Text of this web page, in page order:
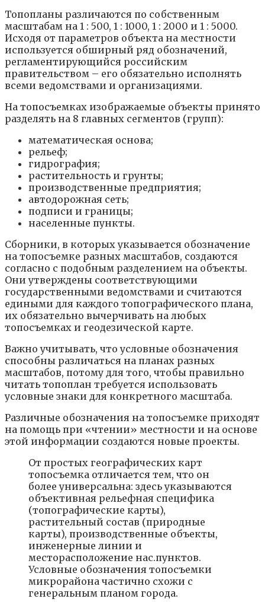
Топопланы различаются по собственным
масштабам на 1 : 500, 1 : 1000, 1 : 2000 и 1 : 5000.
Исходя от параметров объекта на местности
используется обширный ряд обозначений,
регламентирующийся российским
правительством – его обязательно исполнять
всеми ведомствами и организациями.
На топосъемках изображаемые объекты принято
разделять на 8 главных сегментов (групп):
математическая основа;
рельеф;
гидрография;
растительность и грунты;
производственные предприятия;
автодорожная сеть;
подписи и границы;
населенные пункты.
Сборники, в которых указывается обозначение
на топосъемке разных масштабов, создаются
согласно с подобным разделением на объекты.
Они утверждены соответствующими
государственными ведомствами и считаются
едиными для каждого топографического плана,
их обязательно вычерчивать на любых
топосъемках и геодезической карте.
Важно учитывать, что условные обозначения
способны различаться на планах разных
масштабов, потому для того, чтобы правильно
читать топоплан требуется использовать
условные знаки для конкретного масштаба.
Различные обозначения на топосъемке приходят
на помощь при «чтении» местности и на основе
этой информации создаются новые проекты.
От простых географических карт
топосъемка отличается тем, что он
более универсальна: здесь указываются
объективная рельефная специфика
(топографические карты),
растительный состав (природные
карты), производственные объекты,
инженерные линии и
месторасположение нас.пунктов.
Условные обозначения топосъемки
микрорайона частично схожи с
генеральным планом города.